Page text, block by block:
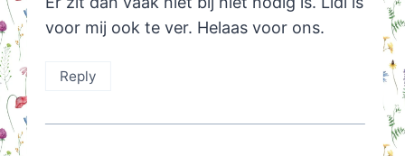
voor mij ook te ver. Helaas voor ons.
Reply